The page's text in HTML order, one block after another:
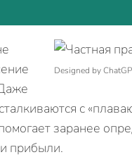
Designed by
с
заранее
прибыли.